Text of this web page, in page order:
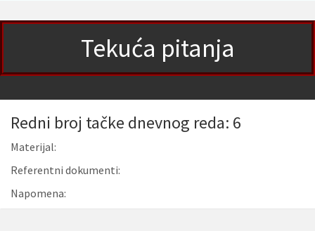
Tekuća pitanja
Redni broj tačke dnevnog reda: 6
Materijal:
Referentni dokumenti:
Napomena: